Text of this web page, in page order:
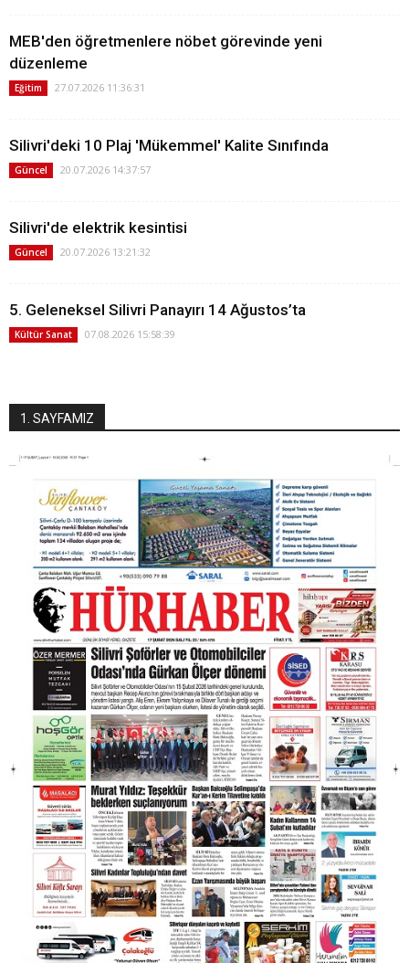
MEB'den öğretmenlere nöbet görevinde yeni
düzenleme
Eğitim 27.07.2026 11:36:31
Silivri'deki 10 Plaj 'Mükemmel' Kalite Sınıfında
Güncel 20.07.2026 14:37:57
Silivri'de elektrik kesintisi
Güncel 20.07.2026 13:21:32
5. Geleneksel Silivri Panayırı 14 Ağustos’ta
Kültür Sanat 07.08.2026 15:58:39
1. SAYFAMIZ